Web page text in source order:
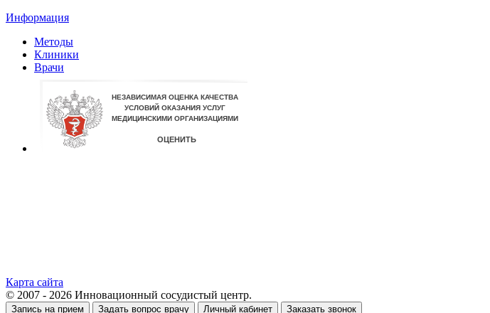
Информация
Методы
Клиники
Врачи
Карта сайта
© 2007 - 2026 Инновационный сосудистый центр.
Запись на прием Задать вопрос врачу Личный кабинет Заказать звонок